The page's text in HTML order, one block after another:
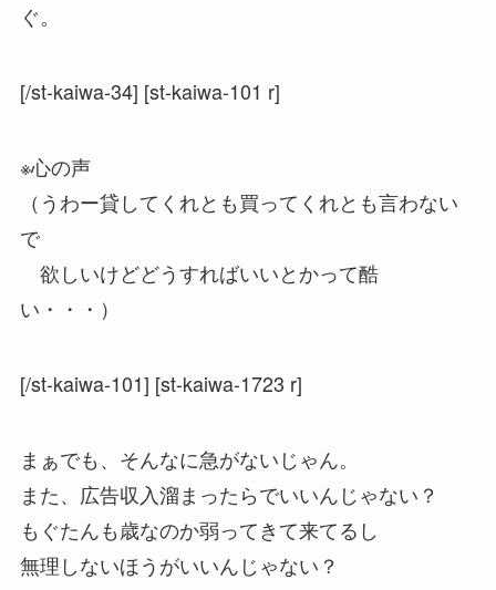
ぐ。
[/st-kaiwa-34] [st-kaiwa-101 r]
※心の声
（うわー貸してくれとも買ってくれとも言わない
で
欲しいけどどうすればいいとかって酷
い・・・）
[/st-kaiwa-101] [st-kaiwa-1723 r]
まぁでも、そんなに急がないじゃん。
また、広告収入溜まったらでいいんじゃない？
もぐたんも歳なのか弱ってきて来てるし
無理しないほうがいいんじゃない？